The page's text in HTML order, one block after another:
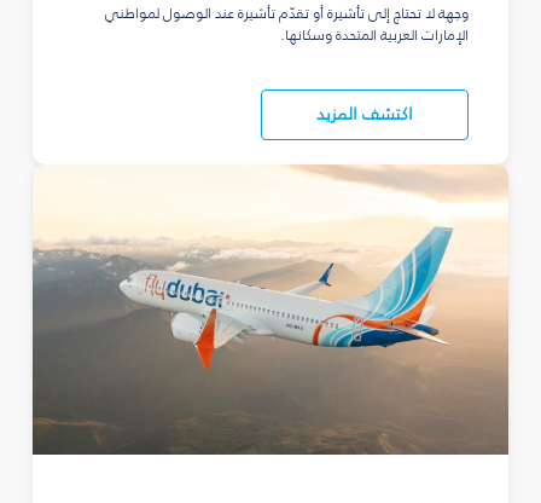
وجهة لا تحتاج إلى تأشيرة أو تقدّم تأشيرة عند الوصول لمواطني
الإمارات العربية المتحدة وسكانها.
اكتشف المزيد